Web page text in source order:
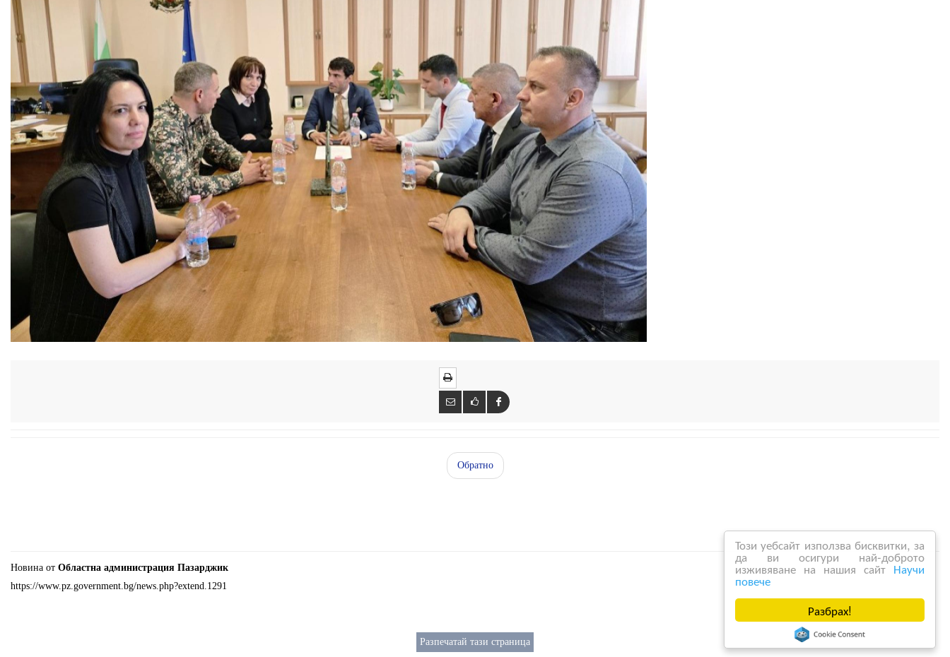
Разбрах!
Този уебсайт използва бисквитки, за
да ви осигури най-доброто
изживяване на нашия сайт Научи
повече
Обратно
Новина от Областна администрация Пазарджик
https://www.pz.government.bg/news.php?extend.1291